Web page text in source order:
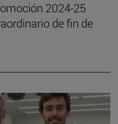
2024-25
de fin de